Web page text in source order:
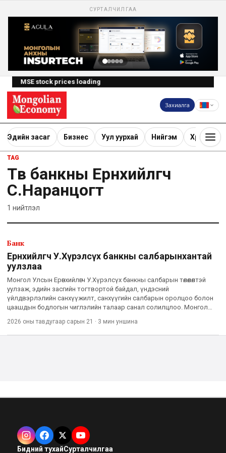
СУРТАЛЧИЛГАА
MSE stock prices loading
Захиалга
Эдийн засаг Бизнес Уул уурхай Нийгэм Хөрөнгө
TAG
Төв банкны Ерөнхийлөгч
С.Наранцогт
1 нийтлэл
Банк
Ерөнхийлөгч У.Хүрэлсүх банкны салбарынхантай
уулзлаа
Монгол Улсын Ерөнхийлөгч У.Хүрэлсүх банкны салбарын төлөөлөлтэй
уулзаж, эдийн засгийн тогтвортой байдал, үндэсний
үйлдвэрлэлийн санхүүжилт, санхүүгийн салбарын оролцоо болон
цаашдын бодлогын чиглэлийн талаар санал солилцлоо. Монгол
эдий
2026 оны тавдугаар сарын 21 · 3 мин уншина
Бидний тухайСурталчилгаа